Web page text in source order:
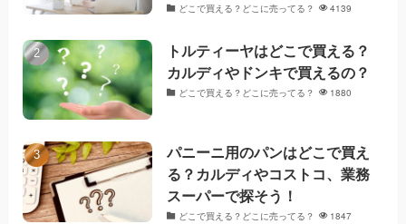
どこで買える？どこに売ってる？ 4139
トルティーヤはどこで買える？
カルディやドンキで買えるの？
どこで買える？どこに売ってる？ 1880
パニーニ用のパンはどこで買え
る？カルディやコストコ、業務
スーパーで探そう！
どこで買える？どこに売ってる？ 1847